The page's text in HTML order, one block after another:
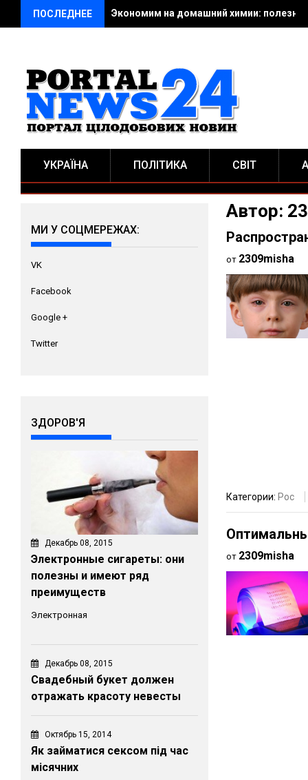
ПОСЛЕДНЕЕ Экономим на домашний химии:
УКРАЇНА ПОЛІТИКА СВІТ
Автор:
от 2309misha
Категории: Рос
от 2309misha
МИ У СОЦМЕРЕЖАХ:
VK
Facebook
Google +
Twitter
ЗДОРОВ'Я
Декабрь 08, 2015
Электронные сигареты: они
полезны и имеют ряд
преимуществ
Электронная
Декабрь 08, 2015
Свадебный букет должен
отражать красоту невесты
Октябрь 15, 2014
Як займатися сексом під час
місячних